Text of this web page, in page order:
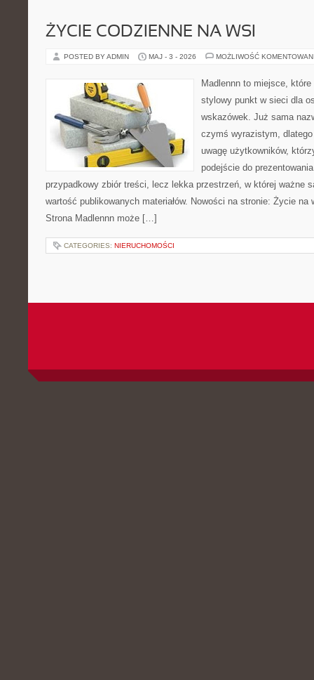
ŻYCIE CODZIENNE NA WSI
POSTED BY ADMIN MAJ - 3 - 2026 MOŻLIWOŚĆ
Madlennn to miejsce,
stylowy punkt w sieci dla
wskazówek. Już sama
czymś wyrazistym,
uwagę użytkowników,
podejście do
przypadkowy zbiór treści, lecz lekka przestrzeń, w której ważne
wartość publikowanych materiałów. Nowości na stronie: Życie na
Strona Madlennn może […]
CATEGORIES: NIERUCHOMOŚCI